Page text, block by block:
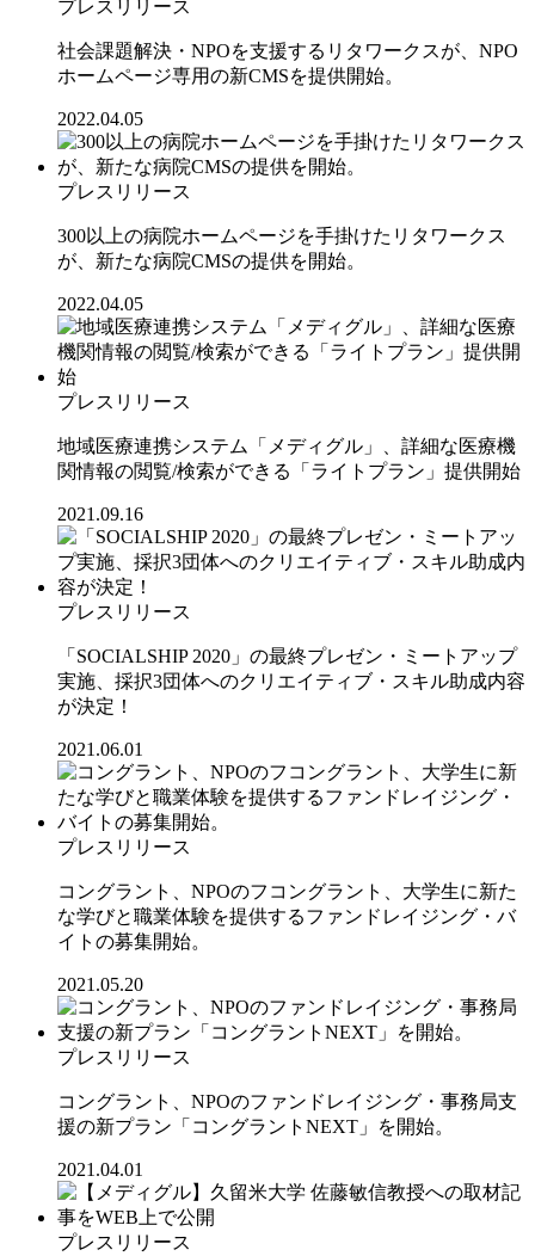
プレスリリース
社会課題解決・NPOを支援するリタワークスが、NPO
ホームページ専用の新CMSを提供開始。
2022.04.05
プレスリリース
300以上の病院ホームページを手掛けたリタワークス
が、新たな病院CMSの提供を開始。
2022.04.05
プレスリリース
地域医療連携システム「メディグル」、詳細な医療機
関情報の閲覧/検索ができる「ライトプラン」提供開始
2021.09.16
プレスリリース
「SOCIALSHIP 2020」の最終プレゼン・ミートアップ
実施、採択3団体へのクリエイティブ・スキル助成内容
が決定！
2021.06.01
プレスリリース
コングラント、NPOのフコングラント、大学生に新た
な学びと職業体験を提供するファンドレイジング・バ
イトの募集開始。
2021.05.20
プレスリリース
コングラント、NPOのファンドレイジング・事務局支
援の新プラン「コングラントNEXT」を開始。
2021.04.01
プレスリリース